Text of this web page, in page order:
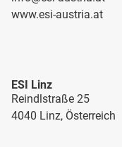
www.esi-austria.at
ESI Linz
Reindlstraße 25
4040 Linz, Österreich